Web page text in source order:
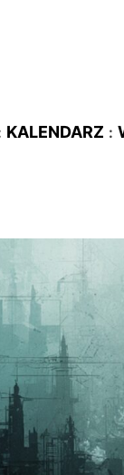
KALENDARZ